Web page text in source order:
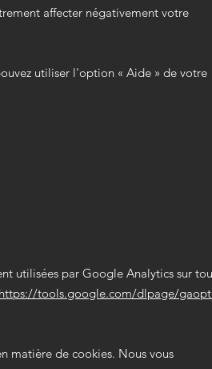
affecter négativement votre
utiliser l'option « Aide » de votre
utilisées par Google Analytics sur
https://tools.google.com/dlpage/
matière de cookies. Nous vous